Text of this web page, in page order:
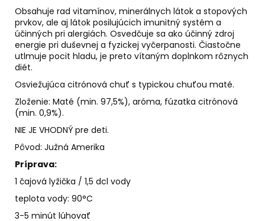
Obsahuje rad vitamínov, minerálnych látok a stopových
prvkov, ale aj látok posilujúcich imunitný systém a
účinných pri alergiách. Osvedčuje sa ako účinný zdroj
energie pri duševnej a fyzickej vyčerpanosti. Čiastočne
utlmuje pocit hladu, je preto vítaným doplnkom rôznych
diét.
Osviežujúca citrónová chuť s typickou chuťou maté.
Zloženie: Maté (min. 97,5%), aróma, fúzatka citrónová
(min. 0,9%).
NIE JE VHODNÝ pre deti.
Pôvod: Južná Amerika
Príprava:
1 čajová lyžička / 1,5 dcl vody
teplota vody: 90°C
3-5 minút lúhovať
AGARICUS
TOBOLKY
€31,60